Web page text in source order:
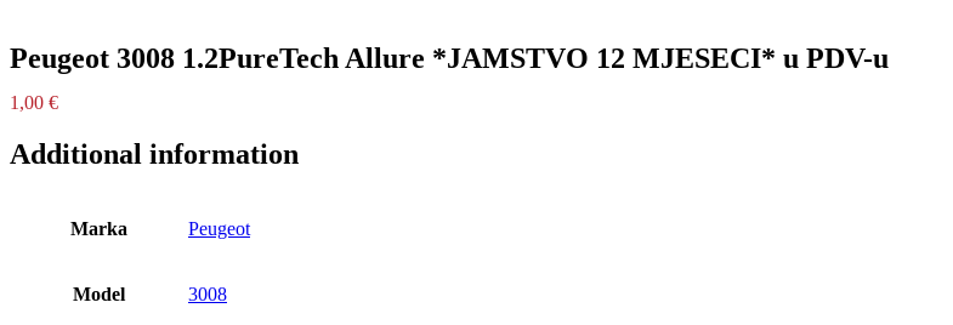
Peugeot 3008 1.2PureTech Allure *JAMSTVO 12 MJESECI* u PDV-u
1,00 €
Additional information
Marka Peugeot
Model 3008